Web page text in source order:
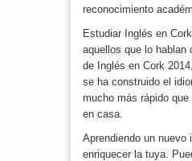
reconocimiento
Estudiar Inglés en
aquellos que lo hablan
de Inglés en Cork
se ha construido el
mucho más rápido
en casa.
Aprendiendo un nuevo
enriquecer la tuya.